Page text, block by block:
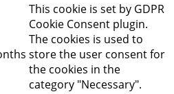
This cookie is set by GDPR
Cookie Consent plugin.
The cookies is used to
store the user consent for
the cookies in the
category "Necessary".